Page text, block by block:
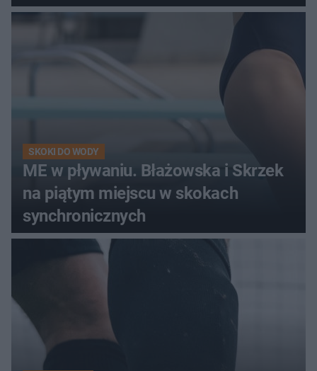
SKOKI DO WODY
ME w pływaniu. Błażowska i Skrzek
na piątym miejscu w skokach
synchronicznych